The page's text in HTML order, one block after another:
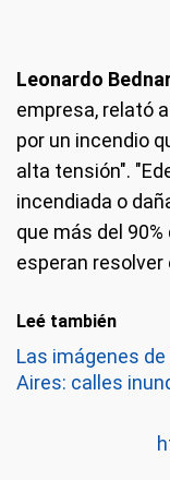
Leonardo
empresa, relató a
por un incendio
alta tensión".
incendiada o
que más del
esperan
Leé también
Las imágenes
Aires: calles